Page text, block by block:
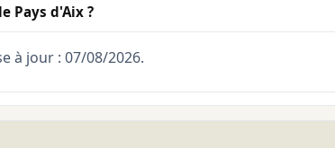
Pays d'Aix ?
à jour : 07/08/2026.